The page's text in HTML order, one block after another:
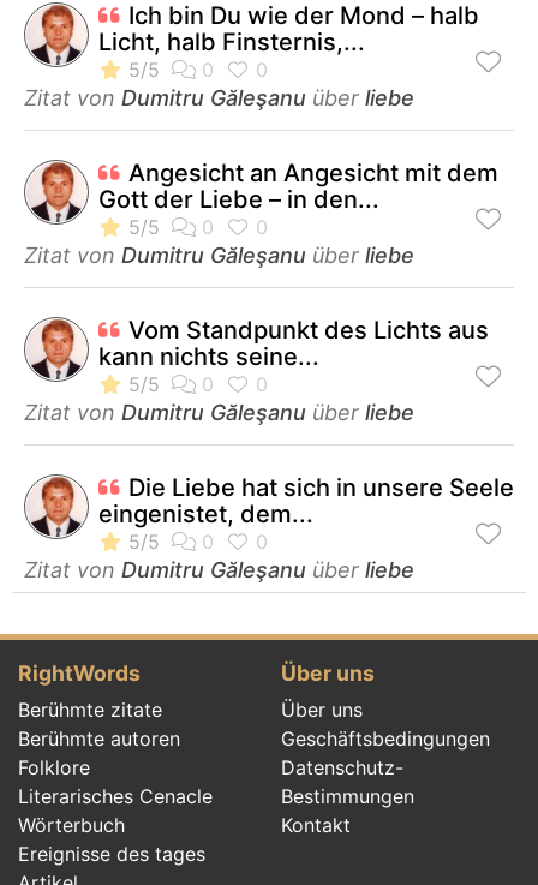
Ich bin Du wie der Mond – halb
Licht, halb Finsternis,...
Zitat von Dumitru Găleşanu über liebe
Angesicht an Angesicht mit dem
Gott der Liebe – in den...
Zitat von Dumitru Găleşanu über liebe
Vom Standpunkt des Lichts aus
kann nichts seine...
Zitat von Dumitru Găleşanu über liebe
Die Liebe hat sich in unsere Seele
eingenistet, dem...
Zitat von Dumitru Găleşanu über liebe
RightWords
Berühmte zitate
Berühmte autoren
Folklore
Literarisches Cenacle
Wörterbuch
Ereignisse des tages
Über uns
Über uns
Geschäftsbedingungen
Datenschutz-
Bestimmungen
Kontakt